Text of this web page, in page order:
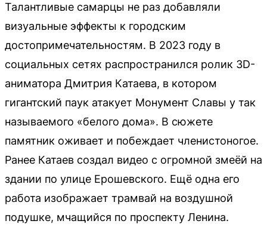
Талантливые самарцы не раз добавляли
визуальные эффекты к городским
достопримечательностям. В 2023 году в
социальных сетях распространился ролик 3D-
аниматора Дмитрия Катаева, в котором
гигантский паук атакует Монумент Славы у так
называемого «белого дома». В сюжете
памятник оживает и побеждает членистоногое.
Ранее Катаев создал видео с огромной змеёй на
здании по улице Ерошевского. Ещё одна его
работа изображает трамвай на воздушной
подушке, мчащийся по проспекту Ленина.